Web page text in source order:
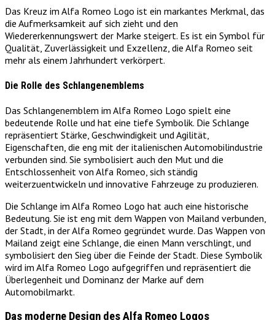
Das Kreuz im Alfa Romeo Logo ist ein markantes Merkmal, das
die Aufmerksamkeit auf sich zieht und den
Wiedererkennungswert der Marke steigert. Es ist ein Symbol für
Qualität, Zuverlässigkeit und Exzellenz, die Alfa Romeo seit
mehr als einem Jahrhundert verkörpert.
Die Rolle des Schlangenemblems
Das Schlangenemblem im Alfa Romeo Logo spielt eine
bedeutende Rolle und hat eine tiefe Symbolik. Die Schlange
repräsentiert Stärke, Geschwindigkeit und Agilität,
Eigenschaften, die eng mit der italienischen Automobilindustrie
verbunden sind. Sie symbolisiert auch den Mut und die
Entschlossenheit von Alfa Romeo, sich ständig
weiterzuentwickeln und innovative Fahrzeuge zu produzieren.
Die Schlange im Alfa Romeo Logo hat auch eine historische
Bedeutung. Sie ist eng mit dem Wappen von Mailand verbunden,
der Stadt, in der Alfa Romeo gegründet wurde. Das Wappen von
Mailand zeigt eine Schlange, die einen Mann verschlingt, und
symbolisiert den Sieg über die Feinde der Stadt. Diese Symbolik
wird im Alfa Romeo Logo aufgegriffen und repräsentiert die
Überlegenheit und Dominanz der Marke auf dem
Automobilmarkt.
Das moderne Design des Alfa Romeo Logos